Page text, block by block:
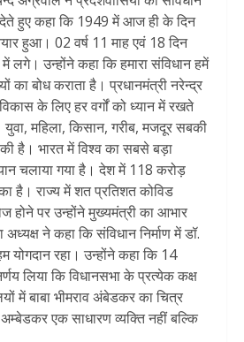
हुए कहा कि 1949 में आज ही के दिन
हुआ। 02 वर्ष 11 माह एवं 18 दिन
में लगे। उन्होंने कहा कि हमारा संविधान हमें
का बोध कराता है। प्रधानमंत्री नरेन्द्र
के लिए हर वर्गों को ध्यान में रखते
महिला, किसान, गरीब, मजदूर सबकी
है। भारत में विश्व का सबसे बड़ा
चलाया गया है। देश में 118 करोड़
है। राज्य में शत प्रतिशत कोविड
होने पर उन्होंने मुख्यमंत्री का आभार
ने कहा कि संविधान निर्माण में डॉ.
योगदान रहा। उन्होंने कहा कि 14
लिया कि विधानसभा के प्रत्येक कक्ष
में बाबा भीमराव अंबेडकर का चित्र
एक साधारण व्यक्ति नहीं बल्कि